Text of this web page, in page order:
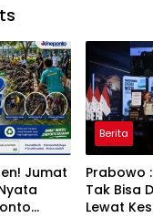
Jumat
Berita
Prabowo
Tak Bisa
Lewat